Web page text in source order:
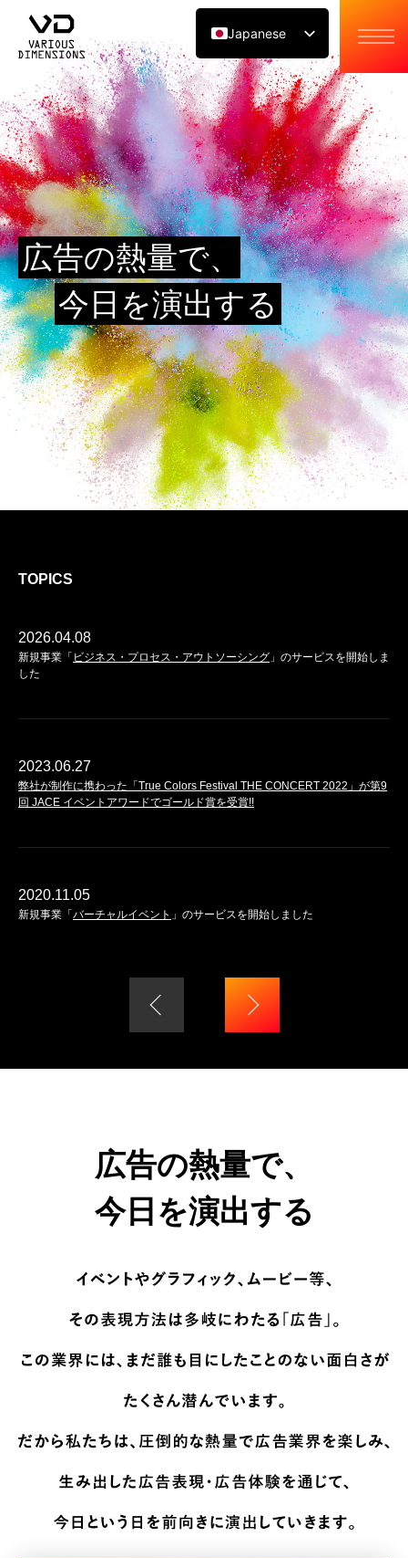
Japanese
English
Chinese
広告の熱量で、
今日を演出する
TOPICS
2026.04.08
新規事業「 ビジネス・プロセス・アウトソーシング 」のサービスを開始しま
した
2023.06.27
弊社が制作に携わった「True Colors Festival THE CONCERT 2022」が​第9
回 JACE イベントアワードでゴールド賞を受賞!!
2020.11.05
新規事業「 バーチャルイベント 」のサービスを開始しました
2019.12.09
Webサイトをリニューアルしました
広告の熱量で、
今日を演出する